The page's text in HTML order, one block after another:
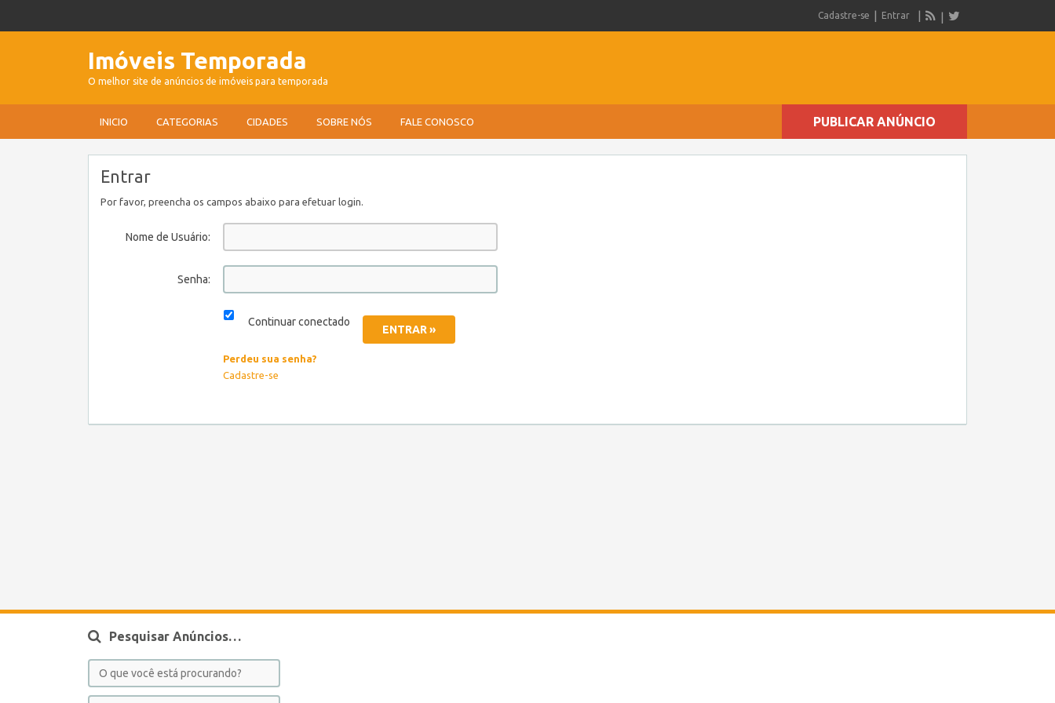
Cadastre-se Entrar
Imóveis Temporada
O melhor site de anúncios de imóveis para temporada
INICIO CATEGORIAS CIDADES SOBRE NÓS FALE CONOSCO PUBLICAR ANÚNCIO
Entrar
Por favor, preencha os campos abaixo para efetuar login.
Nome de Usuário:
Senha:
Continuar conectado
Perdeu sua senha?
Cadastre-se
Pesquisar Anúncios…